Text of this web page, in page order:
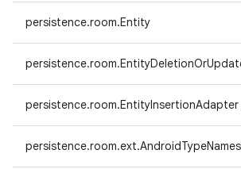
persistence.room.Entity
persistence.room.EntityInsertionAdapter
persistence.room.ext.AndroidTypeNames